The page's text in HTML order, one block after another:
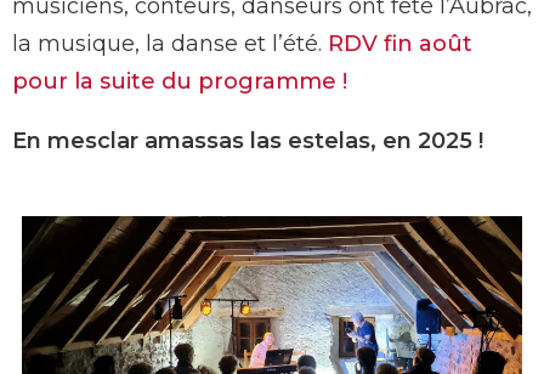
musiciens, conteurs, danseurs ont fêté l’Aubrac,
la musique, la danse et l’été. RDV fin août
pour la suite du programme !
En mesclar amassas las estelas, en 2025 !